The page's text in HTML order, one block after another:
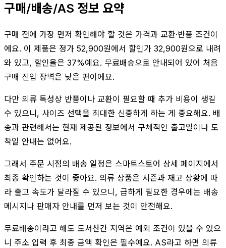
구매/배송/AS 정보 요약
구매 전에 가장 먼저 확인해야 할 것은 가격과 교환·반품 조건이
에요. 이 제품은 정가 52,900원에서 할인가 32,900원으로 내려
와 있고, 할인율은 37%예요. 무료배송으로 안내되어 있어 처음
구매 진입 장벽은 낮은 편이에요.
다만 의류 특성상 반품이나 교환이 필요할 때 추가 비용이 생길
수 있으니, 사이즈 선택을 최대한 신중하게 하는 게 중요해요. 배
송과 관련해서는 현재 제공된 정보에서 구체적인 출고일이나 도
착일 안내는 없어요.
그래서 주문 시점의 배송 일정은 스마트스토어 상세 페이지에서
최종 확인하는 것이 좋아요. 의류 상품은 시즌과 재고 상황에 따
라 출고 속도가 달라질 수 있으니, 급하게 필요한 경우에는 배송
메시지나 판매자 안내를 먼저 보는 것이 안전해요.
무료배송이라고 해도 도서산간 지역은 예외 조건이 있을 수 있으
니 주소 입력 후 최종 금액 확인은 필수예요. AS라고 하면 의류